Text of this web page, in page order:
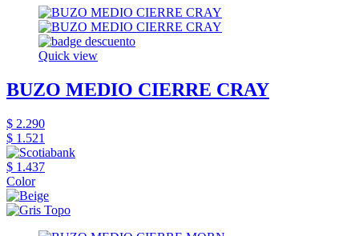
Quick view
BUZO MEDIO CIERRE CRAY
$ 2.290
$ 1.521
$ 1.437
Color